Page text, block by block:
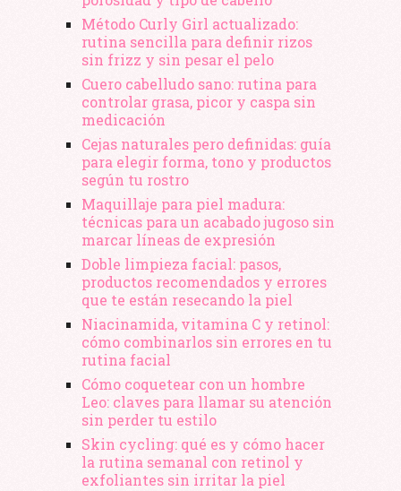
Método Curly Girl actualizado:
rutina sencilla para definir rizos
sin frizz y sin pesar el pelo
Cuero cabelludo sano: rutina para
controlar grasa, picor y caspa sin
medicación
Cejas naturales pero definidas: guía
para elegir forma, tono y productos
según tu rostro
Maquillaje para piel madura:
técnicas para un acabado jugoso sin
marcar líneas de expresión
Doble limpieza facial: pasos,
productos recomendados y errores
que te están resecando la piel
Niacinamida, vitamina C y retinol:
cómo combinarlos sin errores en tu
rutina facial
Cómo coquetear con un hombre
Leo: claves para llamar su atención
sin perder tu estilo
Skin cycling: qué es y cómo hacer
la rutina semanal con retinol y
exfoliantes sin irritar la piel